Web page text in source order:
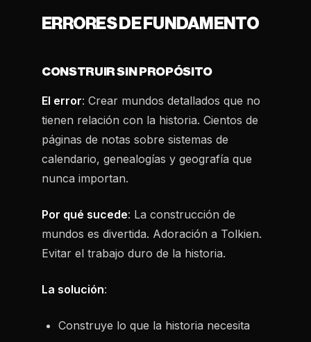
ERRORES DE FUNDAMENTO
CONSTRUIR SIN PROPÓSITO
El error: Crear mundos detallados que no
tienen relación con la historia. Cientos de
páginas de notas sobre sistemas de
calendario, genealogías y geografía que
nunca importan.
Por qué sucede: La construcción de
mundos es divertida. Adoración a Tolkien.
Evitar el trabajo duro de la historia.
La solución:
Construye lo que la historia necesita